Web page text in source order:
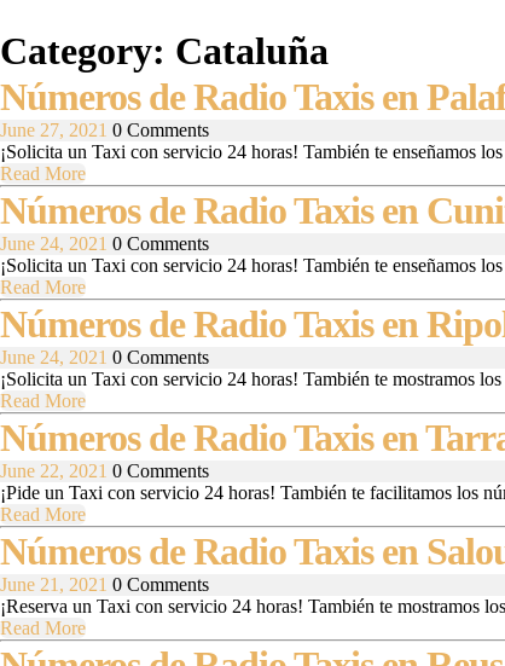
Category: Cataluña
Números
de
Radio
Taxis
en
Palafrugell
Números de Radio Taxis en
June 27, 2021 June
27,
0 Comments
¡Solicita un Taxi con servicio 24 horas! También te enseñamos
Read MoreRead
Números de Radio Taxis en
June 24, 2021 June
24,
0 Comments
¡Solicita un Taxi con servicio 24 horas! También te enseñamos
Read MoreRead
Números de Radio Taxis en
June 24, 2021 June
24,
0 Comments
¡Solicita un Taxi con servicio 24 horas! También te mostramos
Read MoreRead
Números de Radio Taxis en
June 22, 2021 June
22,
0 Comments
¡Pide un Taxi con servicio 24 horas! También te facilitamos los
Read MoreRead
Números de Radio Taxis en
June 21, 2021 June
21,
0 Comments
¡Reserva un Taxi con servicio 24 horas! También te mostramos
Read MoreRead
Números